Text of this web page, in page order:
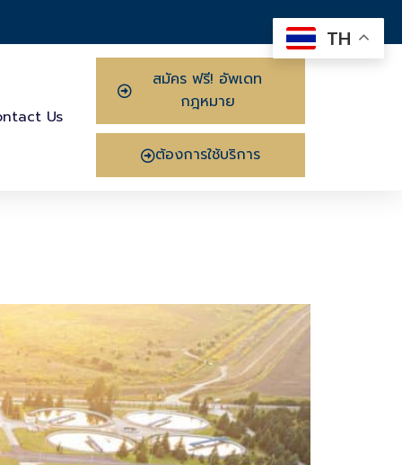
Us
สมัคร ฟรี! อัพเดท
กฎหมาย
ต้องการใช้บริการ
TH